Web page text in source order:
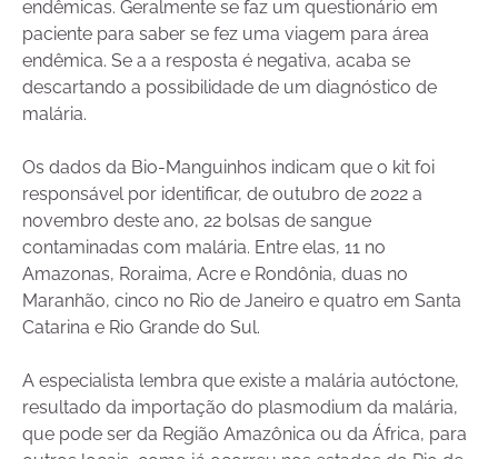
endêmicas. Geralmente se faz um questionário em
paciente para saber se fez uma viagem para área
endêmica. Se a a resposta é negativa, acaba se
descartando a possibilidade de um diagnóstico de
malária.
Os dados da Bio-Manguinhos indicam que o kit foi
responsável por identificar, de outubro de 2022 a
novembro deste ano, 22 bolsas de sangue
contaminadas com malária. Entre elas, 11 no
Amazonas, Roraima, Acre e Rondônia, duas no
Maranhão, cinco no Rio de Janeiro e quatro em Santa
Catarina e Rio Grande do Sul.
A especialista lembra que existe a malária autóctone,
resultado da importação do plasmodium da malária,
que pode ser da Região Amazônica ou da África, para